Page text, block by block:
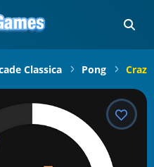
Classica Pong